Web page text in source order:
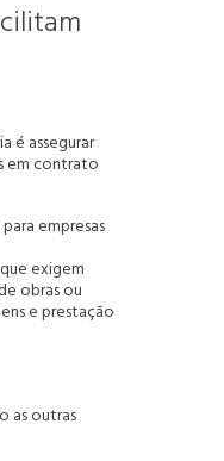
é assegurar
em contrato
empresas
exigem
obras ou
e prestação
as outras